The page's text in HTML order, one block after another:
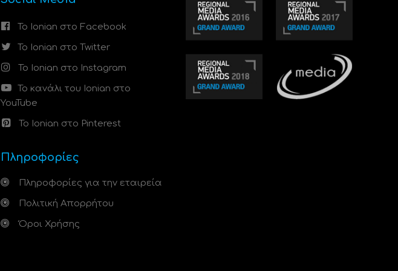
Το Ionian στο Facebook
Το Ionian στο Twitter
Το Ionian στο Instagram
Το κανάλι του Ionian στο
YouTube
Το Ionian στο Pinterest
Πληροφορίες
Πληροφορίες για την εταιρεία
Πολιτική Απορρήτου
Όροι Χρήσης